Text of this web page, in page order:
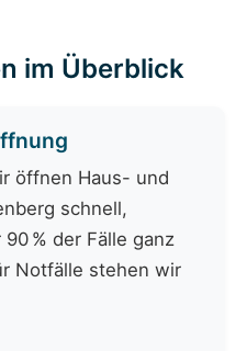
im Überblick
öffnen Haus- und
schnell,
% der Fälle ganz
Notfälle stehen wir